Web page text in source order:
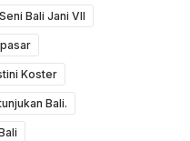
Bali Jani VII
Koster
Bali.